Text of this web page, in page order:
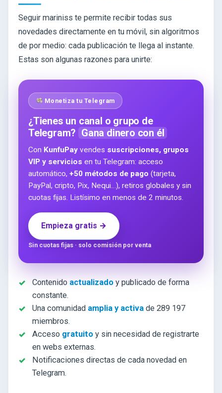
Seguir mariniss te permite recibir todas sus
novedades directamente en tu móvil, sin algoritmos
de por medio: cada publicación te llega al instante.
Estas son algunas razones para unirte:
Monetiza tu Telegram
¿Tienes un canal o grupo de
Telegram? Gana dinero con él
Con KunfuPay vendes suscripciones, grupos
VIP y servicios en tu Telegram: acceso
automático, +50 métodos de pago (tarjeta,
PayPal, cripto, Pix, Nequi…), retiros globales y sin
cuotas fijas. Listísimo en menos de 2 minutos.
Empieza gratis →
Sin cuotas fijas · solo comisión por venta
Contenido actualizado y publicado de forma
constante.
Una comunidad amplia y activa de 289 197
miembros.
Acceso gratuito y sin necesidad de registrarte
en webs externas.
Notificaciones directas de cada novedad en
Telegram.